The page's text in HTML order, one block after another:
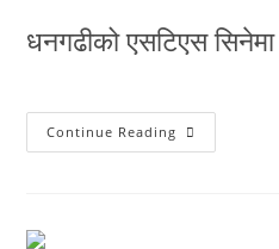
धनगढीको एसटिएस
Continue Reading